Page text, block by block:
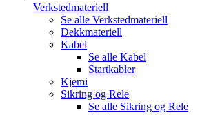
Verkstedmateriell
Se alle Verkstedmateriell
Dekkmateriell
Kabel
Se alle Kabel
Startkabler
Kjemi
Sikring og Rele
Se alle Sikring og Rele